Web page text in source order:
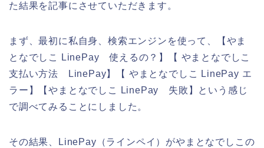
た結果を記事にさせていただきます。
まず、最初に私自身、検索エンジンを使って、【やま
となでしこ LinePay 使えるの？】【 やまとなでしこ
支払い方法 LinePay】【 やまとなでしこ LinePay エ
ラー】【やまとなでしこ LinePay 失敗】という感じ
で調べてみることにしました。
その結果、LinePay（ラインペイ）がやまとなでしこの